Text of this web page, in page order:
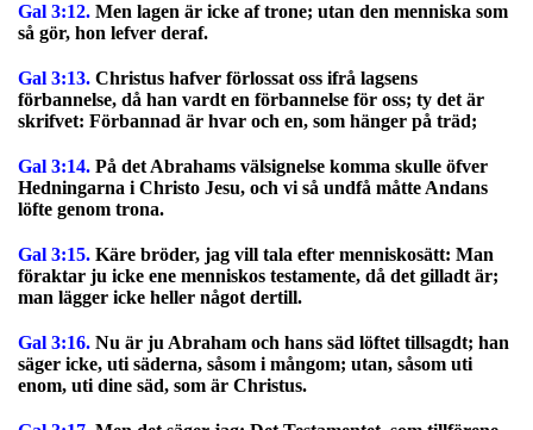
Gal 3:12. Men lagen är icke af trone; utan den menniska som
så gör, hon lefver deraf.
Gal 3:13. Christus hafver förlossat oss ifrå lagsens
förbannelse, då han vardt en förbannelse för oss; ty det är
skrifvet: Förbannad är hvar och en, som hänger på träd;
Gal 3:14. På det Abrahams välsignelse komma skulle öfver
Hedningarna i Christo Jesu, och vi så undfå måtte Andans
löfte genom trona.
Gal 3:15. Käre bröder, jag vill tala efter menniskosätt: Man
föraktar ju icke ene menniskos testamente, då det gilladt är;
man lägger icke heller något dertill.
Gal 3:16. Nu är ju Abraham och hans säd löftet tillsagdt; han
säger icke, uti säderna, såsom i mångom; utan, såsom uti
enom, uti dine säd, som är Christus.